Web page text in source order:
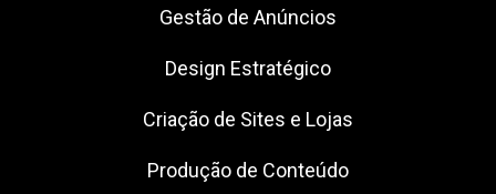
Gestão de Anúncios
Design Estratégico
Criação de Sites e Lojas
Produção de Conteúdo